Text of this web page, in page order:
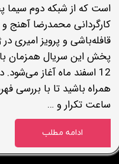
است که از شبکه دوم
کارگردانی محمدرضا آهنج
قافله‌باشی و پرویز امیری
پخش این سریال همزمان با
12 اسفند ماه آغاز
همراه باشید تا با بررسی
ساعت تکرار و …
ادامه مطلب